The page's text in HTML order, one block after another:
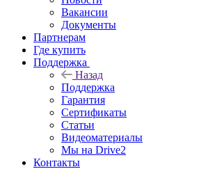
Вакансии
Документы
Партнерам
Где купить
Поддержка
Назад
Поддержка
Гарантия
Сертификаты
Статьи
Видеоматериалы
Мы на Drive2
Контакты